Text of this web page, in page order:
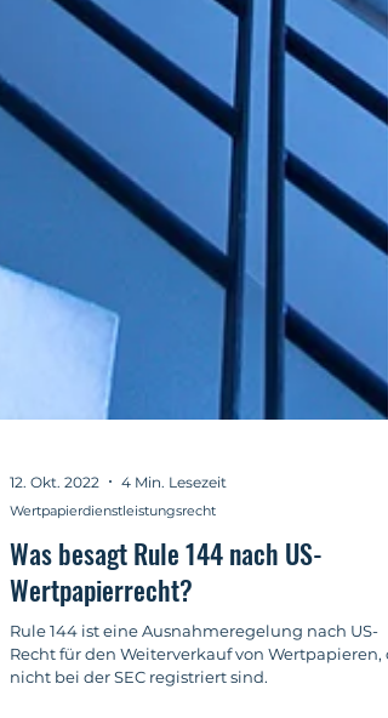
12. Okt. 2022 4 Min. Lesezeit
Wertpapierdienstleistungsrecht
Was besagt Rule 144 nach US-
Wertpapierrecht?